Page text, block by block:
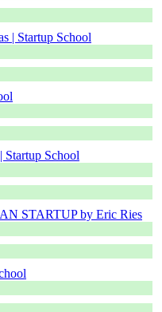
| Startup School
Startup School
STARTUP by Eric Ries